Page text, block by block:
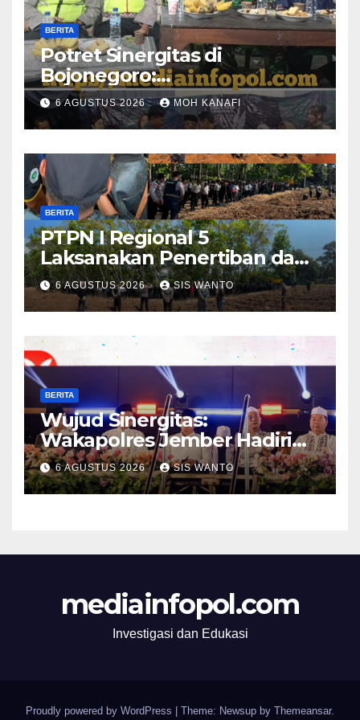
BERITA
​Potret Sinergitas di
Bojonegoro:
Bhabinkamtibmas dan
Babinsa Hadir Lecehkan
Sekat, Amankan Pesta
Warga
6 AGUSTUS 2026 MOH KANAFI
BERITA
PTPN I Regional 5
Laksanakan Penertiban dan
Pengamanan Aset
Perusahaan di Kebun
Mumbul dan Kebun
Glantangan
6 AGUSTUS 2026 SIS WANTO
BERITA
Wujud Sinergitas:
Wakapolres Jember Hadiri
Sholawat & Doa Sambut HUT
RI ke-81
6 AGUSTUS 2026 SIS WANTO
mediainfopol.com
Investigasi dan Edukasi
Proudly powered by WordPress Theme: Newsup by Themeansar.